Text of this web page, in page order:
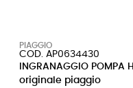
PIAGGIO
COD. AP0634430
INGRANAGGIO POMPA
originale piaggio